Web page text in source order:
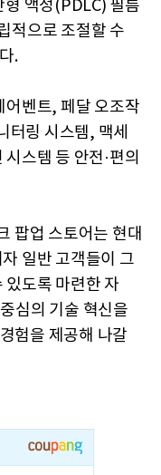
액정(PDLC) 필름
적으로 조절할 수
.
어벤트, 페달 오조작
터링 시스템, 맥세
스템 등 안전·편의
팝업 스토어는 현대
일반 고객들이 그
있도록 마련한 자
심의 기술 혁신을
험을 제공해 나갈